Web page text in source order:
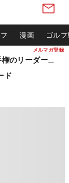
メルマガ登録
漫画 ゴル
松山英樹ら出場 ウィンダム選手権のリーダーボード
ド